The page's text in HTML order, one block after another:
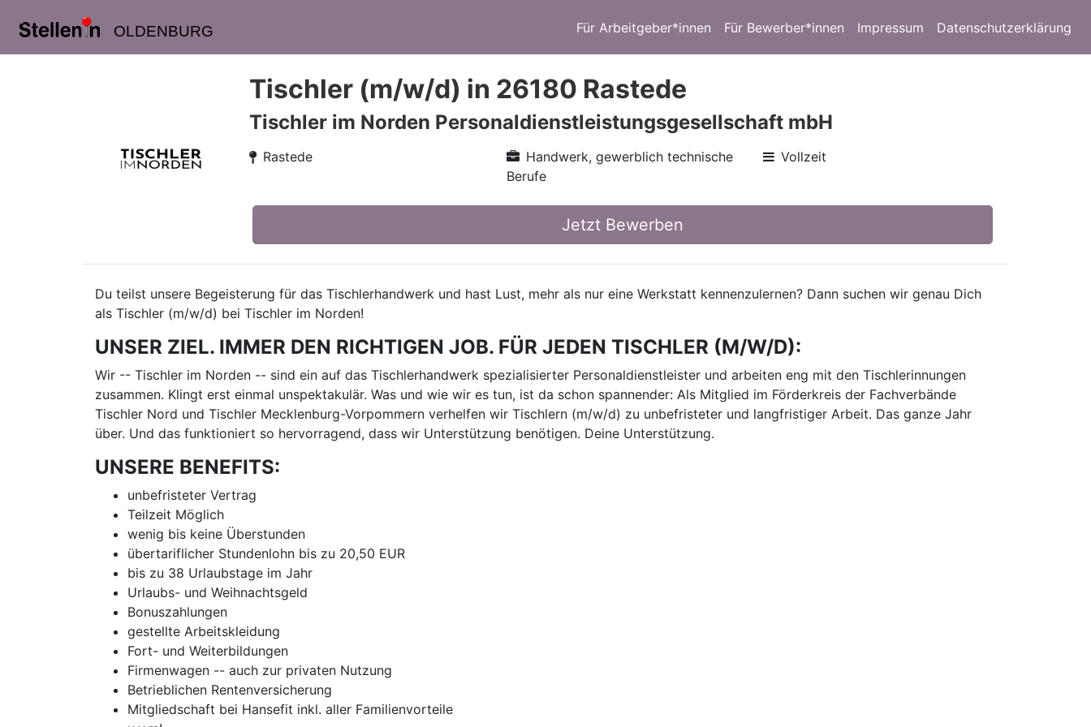
OLDENBURG Für Arbeitgeber*innen Für Bewerber*innen Impressum Datenschutzerklärung
Tischler (m/w/d) in 26180 Rastede
Tischler im Norden Personaldienstleistungsgesellschaft mbH
Rastede
Handwerk, gewerblich technische
Berufe
Vollzeit
Jetzt Bewerben
Du teilst unsere Begeisterung für das Tischlerhandwerk und hast Lust, mehr als nur eine Werkstatt kennenzulernen? Dann suchen wir genau Dich
als Tischler (m/w/d) bei Tischler im Norden!
UNSER ZIEL. IMMER DEN RICHTIGEN JOB. FÜR JEDEN TISCHLER (M/W/D):
Wir -- Tischler im Norden -- sind ein auf das Tischlerhandwerk spezialisierter Personaldienstleister und arbeiten eng mit den Tischlerinnungen
zusammen. Klingt erst einmal unspektakulär. Was und wie wir es tun, ist da schon spannender: Als Mitglied im Förderkreis der Fachverbände
Tischler Nord und Tischler Mecklenburg-Vorpommern verhelfen wir Tischlern (m/w/d) zu unbefristeter und langfristiger Arbeit. Das ganze Jahr
über. Und das funktioniert so hervorragend, dass wir Unterstützung benötigen. Deine Unterstützung.
UNSERE BENEFITS:
unbefristeter Vertrag
Teilzeit Möglich
wenig bis keine Überstunden
übertariflicher Stundenlohn bis zu 20,50 EUR
bis zu 38 Urlaubstage im Jahr
Urlaubs- und Weihnachtsgeld
Bonuszahlungen
gestellte Arbeitskleidung
Fort- und Weiterbildungen
Firmenwagen -- auch zur privaten Nutzung
Betrieblichen Rentenversicherung
Mitgliedschaft bei Hansefit inkl. aller Familienvorteile